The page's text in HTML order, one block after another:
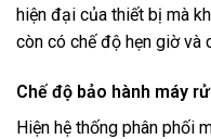
hiện đại của thiết bị mà
còn có chế độ hẹn giờ và
Chế độ bảo hành máy
Hiện hệ thống phân phối